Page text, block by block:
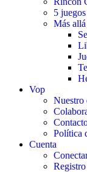
5
Más allá
Vop
Nuestro
Política
Cuenta
Registro